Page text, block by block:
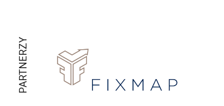
PARTNERZY